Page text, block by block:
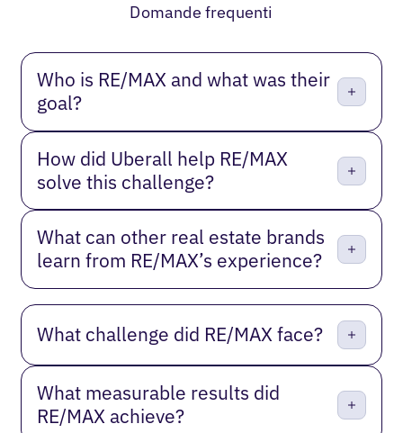
Domande frequenti
Who is RE/MAX and what was their
goal?
How did Uberall help RE/MAX
solve this challenge?
What can other real estate brands
learn from RE/MAX’s experience?
What challenge did RE/MAX face?
What measurable results did
RE/MAX achieve?